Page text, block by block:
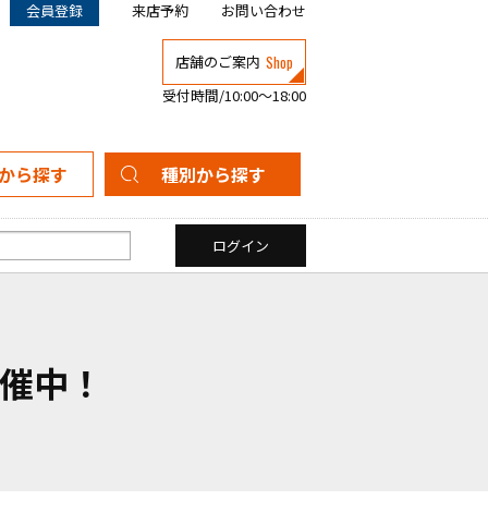
会員登録 来店予約 お問い合わせ
店舗のご案内 Shop
受付時間/10:00～18:00
ら探す 種別から探す
新築一戸建て
中古一戸建て
マンション
土地
中！